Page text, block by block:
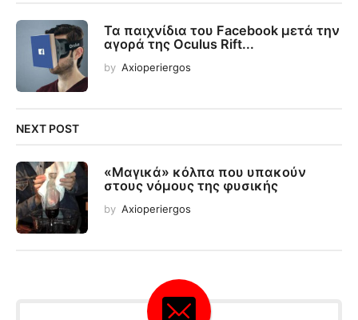
Τα παιχνίδια του Facebook μετά την
αγορά της Oculus Rift...
by Axioperiergos
NEXT POST
«Μαγικά» κόλπα που υπακούν
στους νόμους της φυσικής
by Axioperiergos